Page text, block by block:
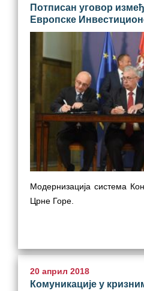
Потписан уговор
Eвропске
Модернизација система
Црне Горе.
20 април 2018
Комуникације у